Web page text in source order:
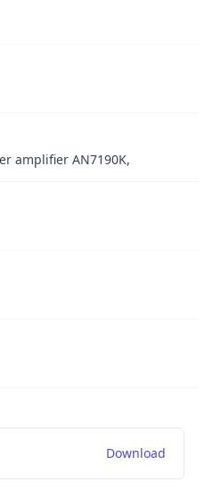
amplifier AN7190K,
Download